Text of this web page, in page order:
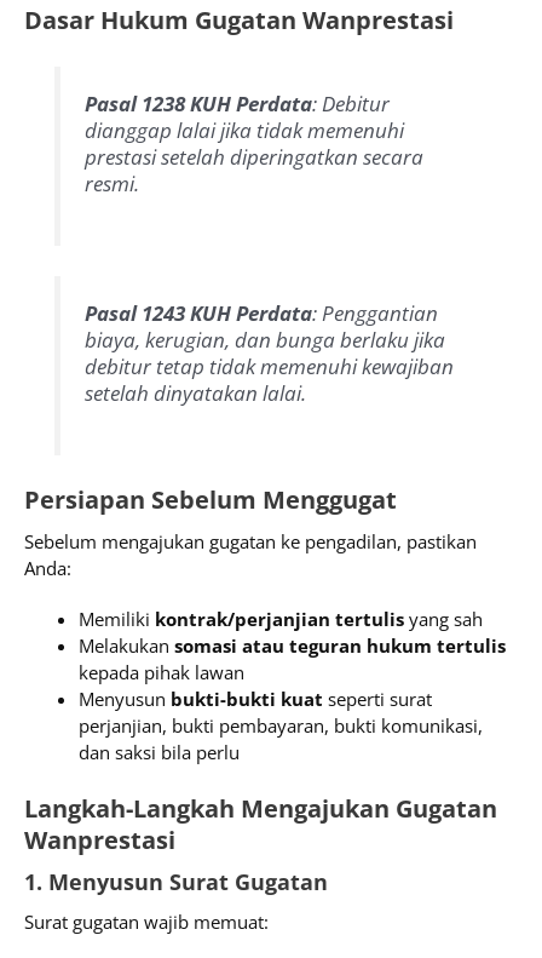
Dasar Hukum Gugatan Wanprestasi
Pasal 1238 KUH Perdata: Debitur
dianggap lalai jika tidak memenuhi
prestasi setelah diperingatkan secara
resmi.
Pasal 1243 KUH Perdata: Penggantian
biaya, kerugian, dan bunga berlaku jika
debitur tetap tidak memenuhi kewajiban
setelah dinyatakan lalai.
Persiapan Sebelum Menggugat
Sebelum mengajukan gugatan ke pengadilan, pastikan
Anda:
Memiliki kontrak/perjanjian tertulis yang sah
Melakukan somasi atau teguran hukum tertulis
kepada pihak lawan
Menyusun bukti-bukti kuat seperti surat
perjanjian, bukti pembayaran, bukti komunikasi,
dan saksi bila perlu
Langkah-Langkah Mengajukan Gugatan
Wanprestasi
1. Menyusun Surat Gugatan
Surat gugatan wajib memuat: